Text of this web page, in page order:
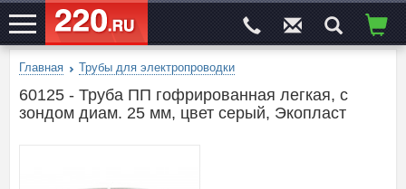
ЭЛЕКТРОСАЙТ№1
Главная Трубы для электропроводки
60125 - Труба ПП гофрированная легкая, с
зондом диам. 25 мм, цвет серый, Экопласт